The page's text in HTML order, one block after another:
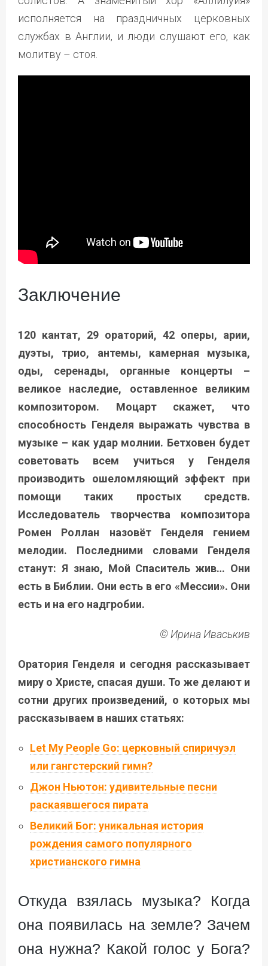
исполняется на праздничных церковных
службах в Англии, и люди слушают его, как
молитву – стоя.
Заключение
120 кантат, 29 ораторий, 42 оперы, арии,
дуэты, трио, антемы, камерная музыка,
оды, серенады, органные концерты –
великое наследие, оставленное великим
композитором. Моцарт скажет, что
способность Генделя выражать чувства в
музыке – как удар молнии. Бетховен будет
советовать всем учиться у Генделя
производить ошеломляющий эффект при
помощи таких простых средств.
Исследователь творчества композитора
Ромен Роллан назовёт Генделя гением
мелодии. Последними словами Генделя
станут: Я знаю, Мой Спаситель жив… Они
есть в Библии. Они есть в его «Мессии». Они
есть и на его надгробии.
© Ирина Иваськив
Оратория Генделя и сегодня рассказывает
миру о Христе, спасая души. То же делают и
сотни других произведений, о которых мы
рассказываем в наших статьях:
Let My People Go: церковный спиричуэл
или гангстерский гимн?
Джон Ньютон: удивительные песни
раскаявшегося пирата
Великий Бог: уникальная история
рождения самого популярного
христианского гимна
Откуда взялась музыка? Когда
она появилась на земле? Зачем
она нужна? Какой голос у Бога?